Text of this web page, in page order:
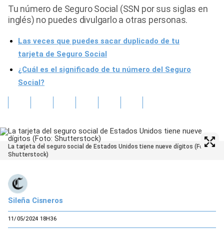
Gente
Tendencias Mix
Sports
Tu número de Seguro Social (SSN por sus siglas en
inglés) no puedes divulgarlo a otras personas.
Las veces que puedes sacar duplicado de tu
tarjeta de Seguro Social
¿Cuál es el significado de tu número del Seguro
Social?
La tarjeta del seguro social de Estados Unidos tiene nueve dígitos (Foto:
Shutterstock)
Sileña Cisneros
11/05/2024 18H36